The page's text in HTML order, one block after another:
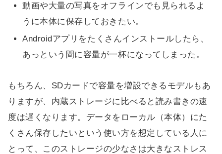
動画や大量の写真をオフラインでも見られるよ
うに本体に保存しておきたい。
Androidアプリをたくさんインストールしたら、
あっという間に容量が一杯になってしまった。
もちろん、SDカードで容量を増設できるモデルもあ
りますが、内蔵ストレージに比べると読み書きの速
度は遅くなります。データをローカル（本体）にた
くさん保存したいという使い方を想定している人に
とって、このストレージの少なさは大きなストレス